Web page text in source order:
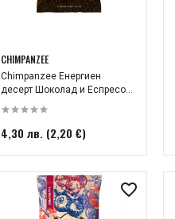
CHIMPANZEE
Chimpanzee Енергиен
десерт Шоколад и Еспресо...
4,30 лв. (2,20 €)